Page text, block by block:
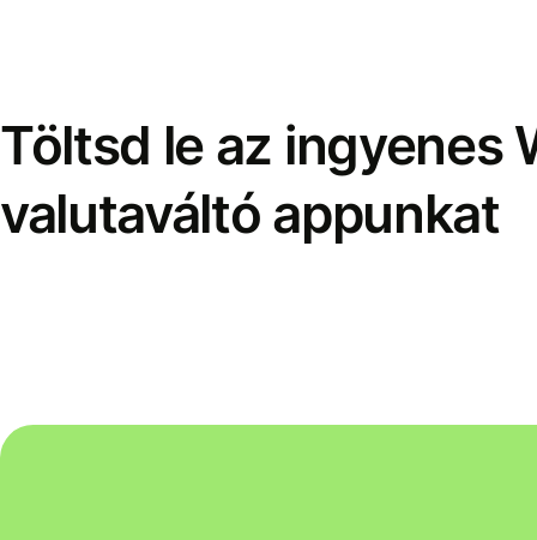
Töltsd le az ingyenes
valutaváltó appunkat